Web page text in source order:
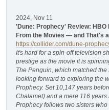
2024, Nov 11
'Dune: Prophecy' Review:
From the Movies — and That's
https://collider.com/dune-
It's hard for a spin-off television
prestige as the movie it is
The Penguin, which matched
looking forward to exploring the
Prophecy. Set 10,147 years
Chalamet) and a mere 116
Prophecy follows two sisters